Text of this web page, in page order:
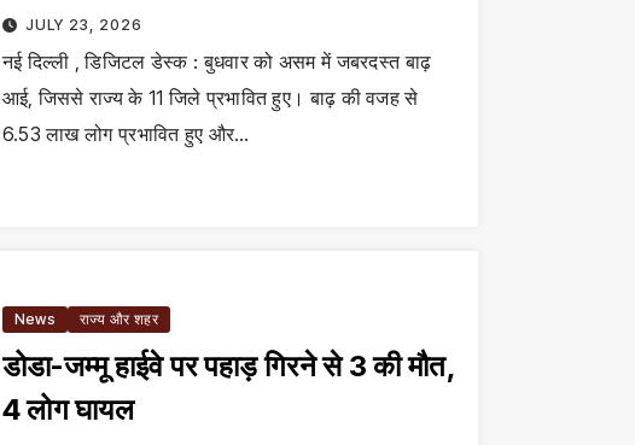
JULY 23, 2026
नई दिल्ली , डिजिटल डेस्क : बुधवार को असम में जबरदस्त बाढ़
आई, जिससे राज्य के 11 जिले प्रभावित हुए। बाढ़ की वजह से
6.53 लाख लोग प्रभावित हुए और…
News राज्य और शहर
डोडा-जम्मू हाईवे पर पहाड़ गिरने से 3 की मौत,
4 लोग घायल